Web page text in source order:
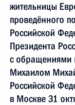
жительницы
проведённого
Российской
Президента
с обращениями
Михаилом
Российской
в Москве 31